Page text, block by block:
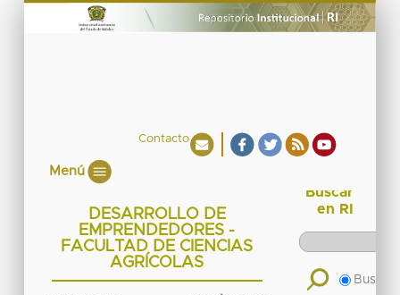
Contacto
Menú
DESARROLLO DE
EMPRENDEDORES -
FACULTAD DE CIENCIAS
AGRÍCOLAS
Buscar
en RI
Buscar